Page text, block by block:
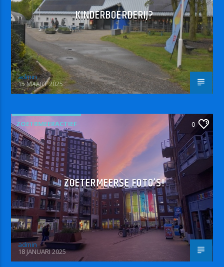
KINDERBOERDERIJ?
admin
15 MAART 2025
ZOETRMEERACTIEF 0
ZOETERMEERSE FOTO’S!
admin
18 JANUARI 2025